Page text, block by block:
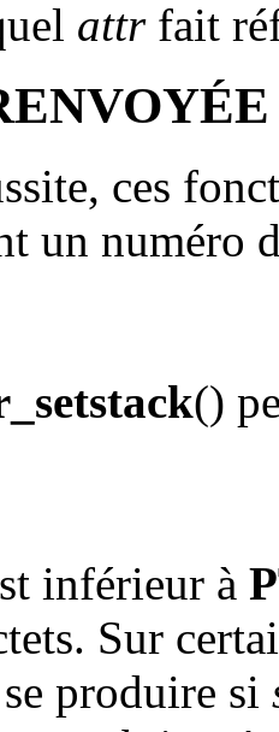
attrfait
ces
un numéro
()
inférieur à
Sur
produire si